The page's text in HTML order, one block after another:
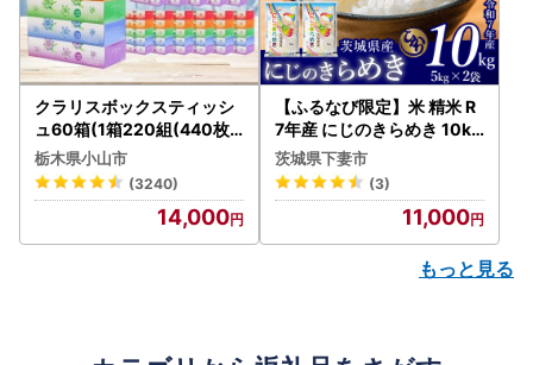
クラリスボックスティッシ
ュ60箱(1箱220組(440枚))
(5個入り×12セット)【配送
不可地域：離島・沖縄県】
【1256759】
栃木県小山市
(3240)
14,000
【ふるなび限定】米 精米 R
7年産 にじのきらめき 10kg
10月 FN-Limited-PR
茨城県下妻市
(3)
11,000
もっと見る